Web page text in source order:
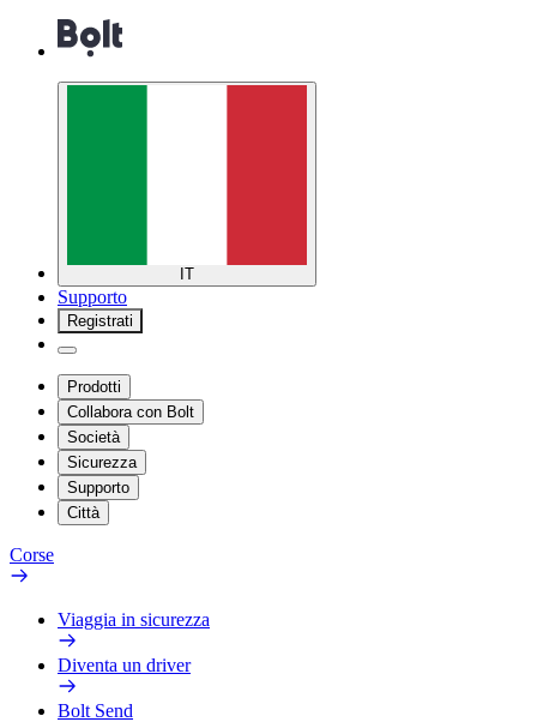
IT
Supporto
Registrati
Prodotti
Collabora con Bolt
Società
Sicurezza
Supporto
Città
Corse
Viaggia in sicurezza
Diventa un driver
Bolt Send